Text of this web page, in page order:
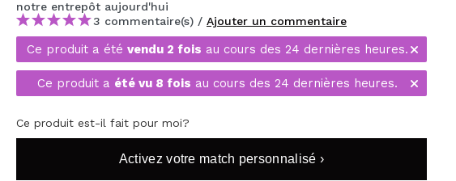
MAQUIFARMA
KOREA ZONE
TRAVEL SIZE
NATURE
notre entrepôt aujourd'hui
3 commentaire(s) / Ajouter un commentaire
Ce produit a été vendu 2 fois au cours des 24 dernières heures.
Ce produit a été vu 8 fois au cours des 24 dernières heures.
Ce produit est-il fait pour moi?
Activez votre match personnalisé ›